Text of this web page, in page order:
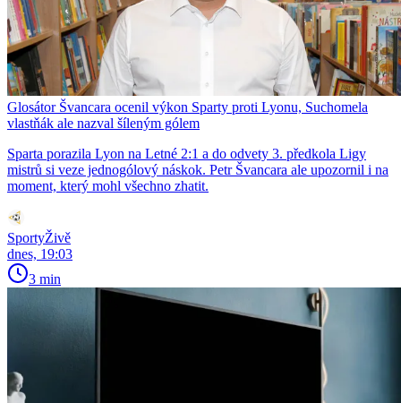
Glosátor Švancara ocenil výkon Sparty proti Lyonu, Suchomela
vlastňák ale nazval šíleným gólem
Sparta porazila Lyon na Letné 2:1 a do odvety 3. předkola Ligy
mistrů si veze jednogólový náskok. Petr Švancara ale upozornil i na
moment, který mohl všechno zhatit.
SportyŽivě
dnes, 19:03
3 min